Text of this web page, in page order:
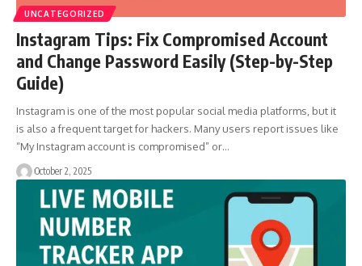
UNCATEGORIZED
Instagram Tips: Fix Compromised Account
and Change Password Easily (Step-by-Step
Guide)
Instagram is one of the most popular social media platforms, but it
is also a frequent target for hackers. Many users report issues like
“My Instagram account is compromised” or…
October 2, 2025